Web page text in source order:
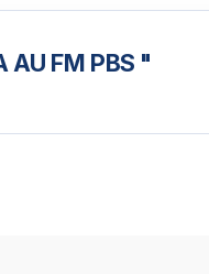
FM PBS "